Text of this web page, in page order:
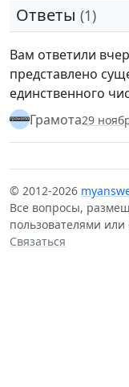
Ответы (1)
Вам ответили
представлено
единственного
Грамота29
© 2012-2026
Все вопросы,
пользователями
Связаться